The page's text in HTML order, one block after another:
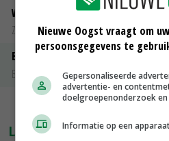
Weipoeder
Zuivel weekprijzen
Boeren Gouda 12 kg
Boerenkaas
LAATSTE NIEUWS
Nieuwe Oogst vraagt om
persoonsgegevens te
Gepersonaliseerde
advertentie- en
doelgroepenonderzoek
Informatie op een